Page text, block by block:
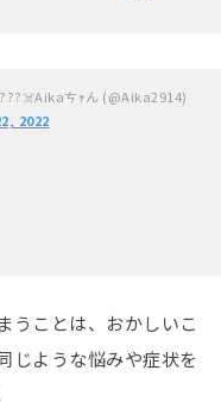
ㄘｬん (@Aika2914)
2022
うことは、おかしいこ
じような悩みや症状を